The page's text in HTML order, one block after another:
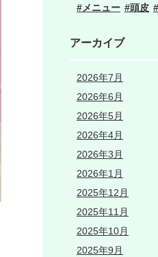
メニュー
頭皮
アーカイブ
2026年7月
2026年6月
2026年5月
2026年4月
2026年3月
2026年1月
2025年12月
2025年11月
2025年10月
2025年9月